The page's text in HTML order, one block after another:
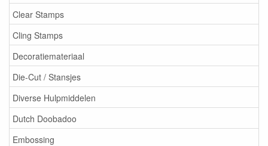
Clear Stamps
Cling Stamps
Decoratiemateriaal
Die-Cut / Stansjes
Diverse Hulpmiddelen
Dutch Doobadoo
Embossing